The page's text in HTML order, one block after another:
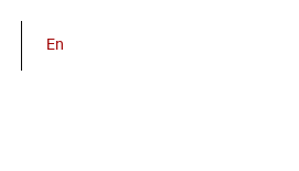
En